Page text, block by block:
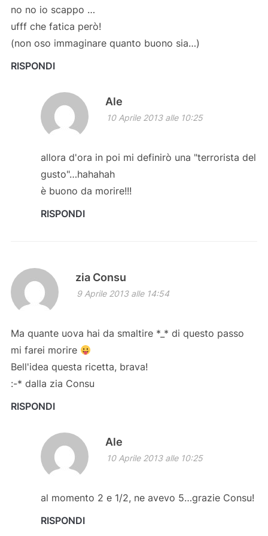
no no io scappo …
ufff che fatica però!
(non oso immaginare quanto buono sia…)
RISPONDI
Ale
10 Aprile 2013 alle 10:25
allora d'ora in poi mi definirò una "terrorista del
gusto"…hahahah
è buono da morire!!!
RISPONDI
zia Consu
9 Aprile 2013 alle 14:54
Ma quante uova hai da smaltire *_* di questo passo
mi farei morire
Bell'idea questa ricetta, brava!
:-* dalla zia Consu
RISPONDI
Ale
10 Aprile 2013 alle 10:25
al momento 2 e 1/2, ne avevo 5…grazie Consu!
RISPONDI